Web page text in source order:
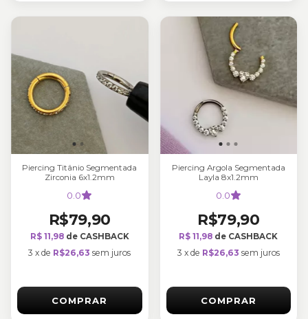
Piercing Titânio Segmentada
Zirconia 6x1.2mm
0.0
R$79,90
R$ 11,98de CASHBACK
3 xde R$26,63 sem juros
COMPRAR
Piercing Argola Segmentada
Layla 8x1.2mm
0.0
R$79,90
R$ 11,98 de CASHBACK
3 x de R$26,63 sem juros
COMPRAR